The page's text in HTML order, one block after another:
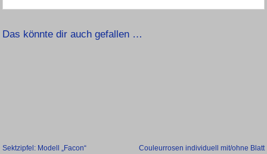
Das könnte dir auch gefallen …
Sektzipfel: Modell „Facon“ Couleurrosen individuell mit/ohne Blatt